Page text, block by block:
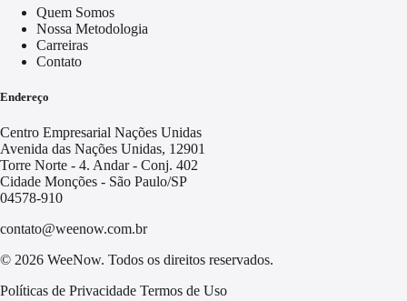
Quem Somos
Nossa Metodologia
Carreiras
Contato
Endereço
Centro Empresarial Nações Unidas
Avenida das Nações Unidas, 12901
Torre Norte - 4. Andar - Conj. 402
Cidade Monções - São Paulo/SP
04578-910
contato@weenow.com.br
© 2026 WeeNow. Todos os direitos reservados.
Políticas de Privacidade Termos de Uso